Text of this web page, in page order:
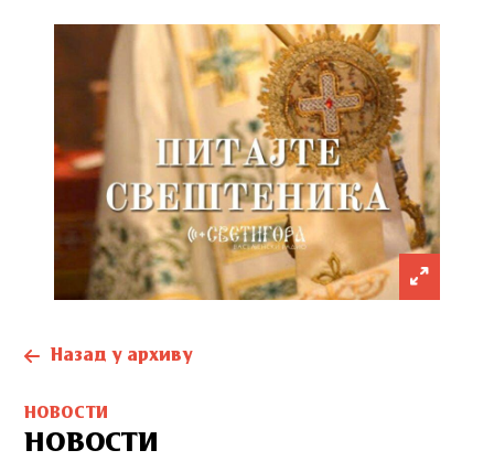
Назад у архиву
НОВОСТИ
НОВОСТИ